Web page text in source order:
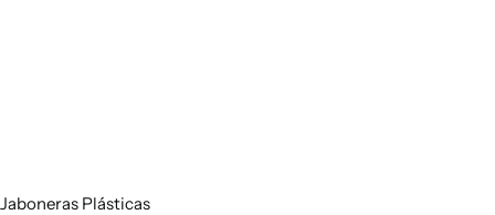
Jaboneras Plásticas
Botellas PET 3 Litros